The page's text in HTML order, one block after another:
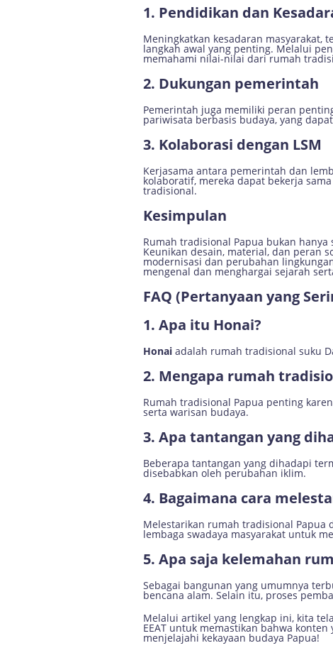
1. Pendidikan dan
Meningkatkan kesadaran
langkah awal yang penting. Melalui
memahami nilai-nilai dari rumah
2. Dukungan pemerintah
Pemerintah juga memiliki peran
pariwisata berbasis budaya, yang
3. Kolaborasi dengan LSM
Kerjasama antara pemerintah dan
kolaboratif, mereka dapat bekerja
tradisional.
Kesimpulan
Rumah tradisional Papua bukan
Keunikan desain, material, dan peran
modernisasi dan perubahan
mengenal dan menghargai sejarah
FAQ (Pertanyaan yang
1. Apa itu Honai?
Honai adalah rumah tradisional suku
2. Mengapa rumah
Rumah tradisional Papua penting
serta warisan budaya.
3. Apa tantangan yang
Beberapa tantangan yang dihadapi
disebabkan oleh perubahan iklim.
4. Bagaimana cara
Melestarikan rumah tradisional Papua
lembaga swadaya masyarakat untuk
5. Apa saja kelemahan
Sebagai bangunan yang umumnya
bencana alam. Selain itu, proses
Melalui artikel yang lengkap ini, kita
EEAT untuk memastikan bahwa
menjelajahi kekayaan budaya Papua!